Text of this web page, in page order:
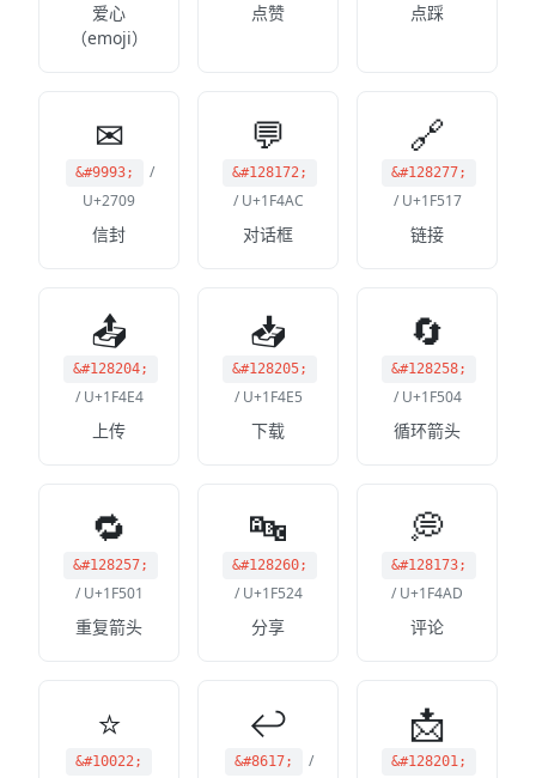
爱心
（emoji）
点赞 点踩
✉
&#9993;
/
U+2709
信封
💬
&#128172;
/ U+1F4AC
对话框
🔗
&#128277;
/ U+1F517
链接
📤
&#128204;
/ U+1F4E4
上传
📥
&#128205;
/ U+1F4E5
下载
🔄
&#128258;
/ U+1F504
循环箭头
🔁
&#128257;
/ U+1F501
重复箭头
🔤
&#128260;
/ U+1F524
分享
💭
&#128173;
/ U+1F4AD
评论
⭐
&#10022;
↩
&#8617;
/
📩
&#128201;